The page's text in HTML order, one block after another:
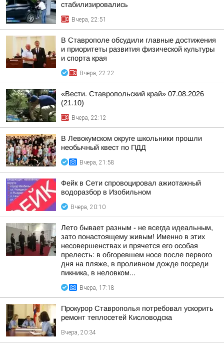
стабилизировались
Вчера, 22:51
В Ставрополе обсудили главные достижения
и приоритеты развития физической культуры
и спорта края
Вчера, 22:22
«Вести. Ставропольский край» 07.08.2026
(21.10)
Вчера, 22:12
В Левокумском округе школьники прошли
необычный квест по ПДД
Вчера, 21:58
Фейк в Сети спровоцировал ажиотажный
водоразбор в Изобильном
Вчера, 20:10
Лето бывает разным - не всегда идеальным,
зато понастоящему живым! Именно в этих
несовершенствах и прячется его особая
прелесть: в обгоревшем носе после первого
дня на пляже, в проливном дожде посреди
пикника, в неловком...
Вчера, 17:18
Прокурор Ставрополья потребовал ускорить
ремонт теплосетей Кисловодска
Вчера, 20:34